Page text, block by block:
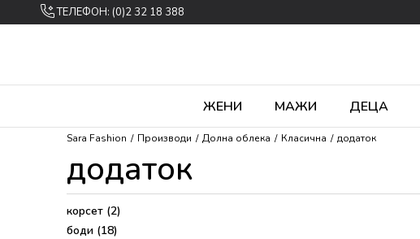
ТЕЛЕФОН: (0)2 32 18 388
ЖЕНИ МАЖИ ДЕЦА
Sara Fashion Производи Долна облека Класична додаток
додаток
корсет (2)
боди (18)